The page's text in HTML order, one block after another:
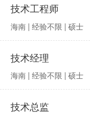
技术工程师
海南 | 经验不限 | 硕士
技术经理
海南 | 经验不限 | 硕士
技术总监